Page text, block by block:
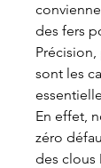
des fers
sont les
En effet,
zéro
des clous